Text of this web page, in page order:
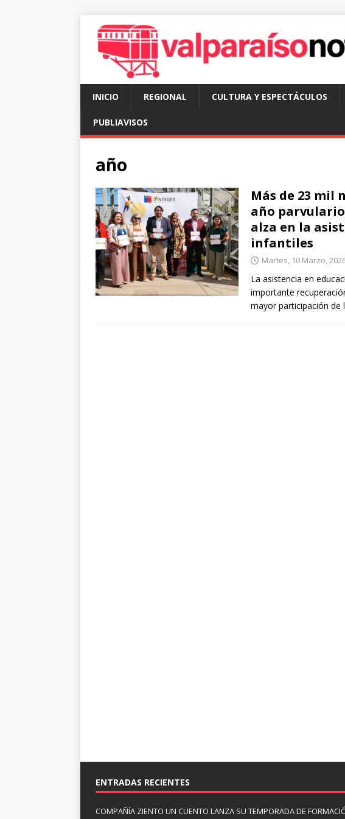
INICIO REGIONAL CULTURA Y ESPECTÁCULOS
PUBLIAVISOS
año
Más de 23 mil
año
alza en la
infantiles
Martes, 10 Marzo,
La asistencia en
importante
mayor participación de
ENTRADAS RECIENTES
COMPAÑÍA ZIENTO UN CUENTO LANZA SU TEMPORADA DE